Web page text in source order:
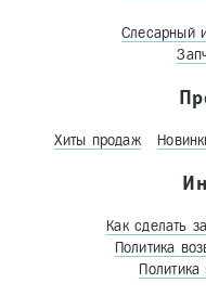
Слесарный
Хиты продаж
Как сделать
Политика
Политика